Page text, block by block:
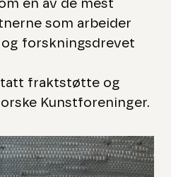
en av de mest
som arbeider
forskningsdrevet
fraktstøtte og
Kunstforeninger.